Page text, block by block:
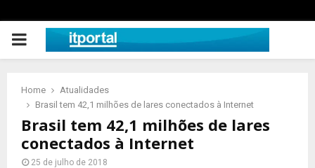
PRIMARY
Home
Atualidades
Brasil tem 42,1 milhões de lares conectados à Internet
Brasil tem 42,1 milhões de lares
conectados à Internet
25 de julho de 2018